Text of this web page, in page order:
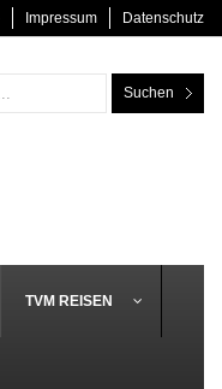
Impressum Datenschutz
Suchen
TVM REISEN